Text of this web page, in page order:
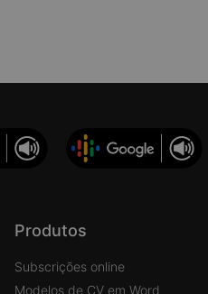
Produtos
Subscrições online
Modelos de CV em Word